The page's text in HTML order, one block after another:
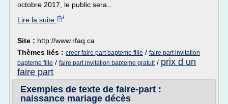
octobre 2017, le public sera...
Lire la suite
Site : http://www.rfaq.ca
Thèmes liés : creer faire part bapteme fille / faire part invitation
bapteme fille / faire part invitation bapteme gratuit/ prix d un
faire part
Exemples de texte de faire-part :
naissance mariage décès